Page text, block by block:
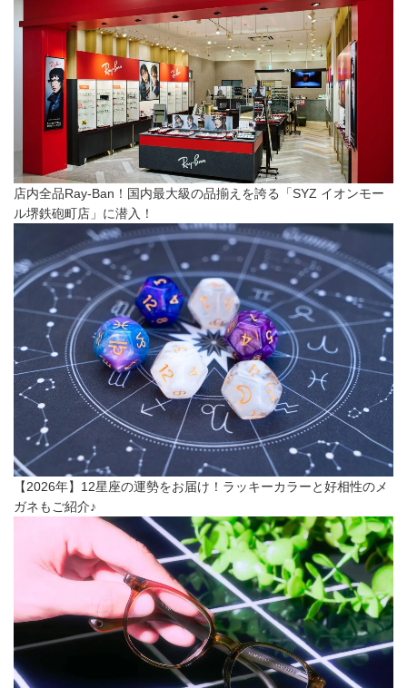
店内全品Ray-Ban！国内最大級の品揃えを誇る「SYZ イオンモー
ル堺鉄砲町店」に潜入！
【2026年】12星座の運勢をお届け！ラッキーカラーと好相性のメ
ガネもご紹介♪